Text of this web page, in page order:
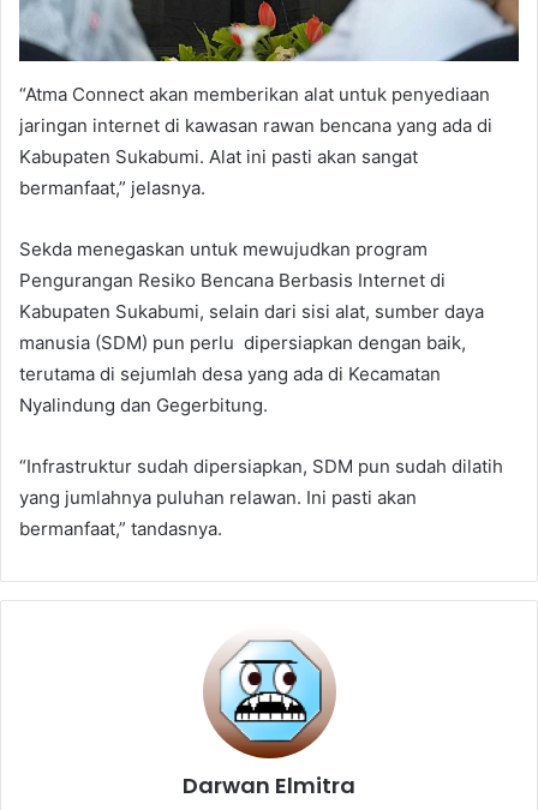
“Atma Connect akan memberikan alat untuk penyediaan
jaringan internet di kawasan rawan bencana yang ada di
Kabupaten Sukabumi. Alat ini pasti akan sangat
bermanfaat,” jelasnya.
Sekda menegaskan untuk mewujudkan program
Pengurangan Resiko Bencana Berbasis Internet di
Kabupaten Sukabumi, selain dari sisi alat, sumber daya
manusia (SDM) pun perlu dipersiapkan dengan baik,
terutama di sejumlah desa yang ada di Kecamatan
Nyalindung dan Gegerbitung.
“Infrastruktur sudah dipersiapkan, SDM pun sudah dilatih
yang jumlahnya puluhan relawan. Ini pasti akan
bermanfaat,” tandasnya.
Darwan Elmitra